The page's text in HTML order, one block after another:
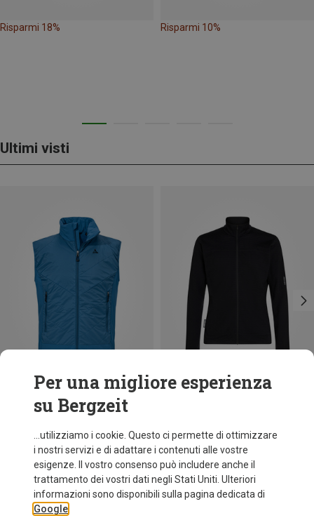
Risparmi 18% Risparmi 10%
Ultimi visti
Risparmi 39%
Per una migliore esperienza
su Bergzeit
...utilizziamo i cookie. Questo ci permette di ottimizzare
i nostri servizi e di adattare i contenuti alle vostre
esigenze. Il vostro consenso può includere anche il
trattamento dei vostri dati negli Stati Uniti. Ulteriori
informazioni sono disponibili sulla pagina dedicata di
Google